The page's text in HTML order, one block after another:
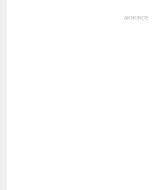
ANNONCE